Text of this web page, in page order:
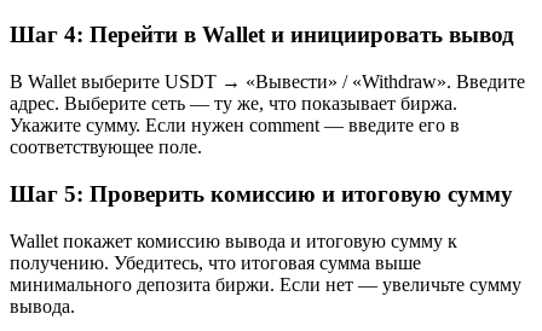
Шаг 4: Перейти в Wallet и инициировать вывод
В Wallet выберите USDT → «Вывести» / «Withdraw». Введите
адрес. Выберите сеть — ту же, что показывает биржа.
Укажите сумму. Если нужен comment — введите его в
соответствующее поле.
Шаг 5: Проверить комиссию и итоговую сумму
Wallet покажет комиссию вывода и итоговую сумму к
получению. Убедитесь, что итоговая сумма выше
минимального депозита биржи. Если нет — увеличьте сумму
вывода.